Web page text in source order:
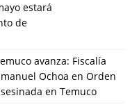
estará
de
avanza: Fiscalía
Ochoa en Orden
en Temuco